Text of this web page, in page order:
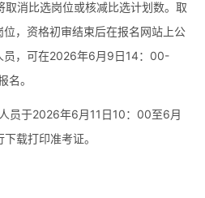
消比选岗位或核减比选计划数。取
，资格初审结束后在报名网站上公
员，可在2026年6月9日14：00-
名。
员于2026年6月11日10：00至6月
载打印准考证。